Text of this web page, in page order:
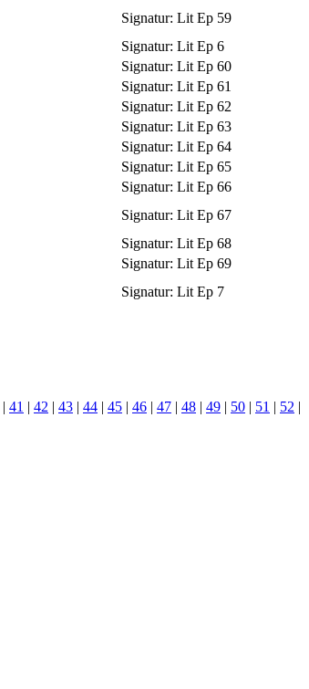
Signatur: Lit Ep 59
Signatur: Lit Ep 6
Signatur: Lit Ep 60
Signatur: Lit Ep 61
Signatur: Lit Ep 62
Signatur: Lit Ep 63
Signatur: Lit Ep 64
Signatur: Lit Ep 65
Signatur: Lit Ep 66
Signatur: Lit Ep 67
Signatur: Lit Ep 68
Signatur: Lit Ep 69
Signatur: Lit Ep 7
| 41 | 42 | 43 | 44 | 45 | 46 | 47 | 48 | 49 | 50 | 51 | 52 |